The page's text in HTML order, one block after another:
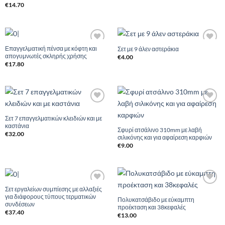
€14.70
Add to
Wishlist
Επαγγελματική πένσα με κόφτη και
απογυμνωτές σκληρής χρήσης
€17.80
Σετ με 9 άλεν αστεράκια
€4.00
Σετ 7 επαγγελματικών κλειδιών και με
καστάνια
€32.00
Add to
Σφυρί ατσάλινο 310mm με λαβή
σιλικόνης και για αφαίρεση καρφιών
€9.00
Add to
Wishlist
Σετ εργαλείων συμπίεσης με αλλαξιές
για διάφορους τύπους τερματικών
συνδέσεων
€37.40
Πολυκατσάβιδο με εύκαμπτη
προέκταση και 38κεφαλές
€13.00